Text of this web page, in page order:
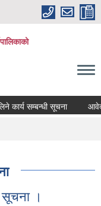
कार्य सम्बन्धी सूचना आवेदन
।